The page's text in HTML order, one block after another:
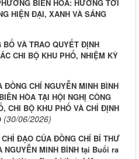
BIÊN HÒA: HƯỚNG TỚI
HIỆN ĐẠI, XANH VÀ SÁNG
VÀ TRAO QUYẾT ĐỊNH
CHI BỘ KHU PHỐ, NHIỆM KỲ
ĐỒNG CHÍ NGUYỄN MINH BÌNH
HÒA TẠI HỘI NGHỊ CÔNG
CHI BỘ KHU PHỐ VÀ CHỈ ĐỊNH
(30/06/2026)
ĐẠO CỦA ĐỒNG CHÍ BÍ THƯ
NGUYỄN MINH BÌNH tại Buổi ra